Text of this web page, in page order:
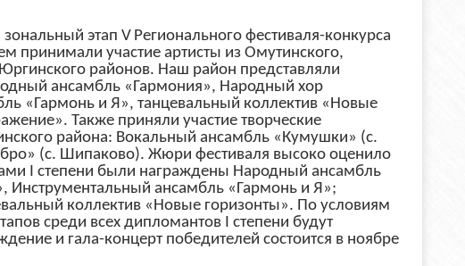
этап V Регионального фестиваля-конкурса
принимали участие артисты из Омутинского,
районов. Наш район представляли
ансамбль «Гармония», Народный хор
«Гармонь и Я», танцевальный коллектив «Новые
Также приняли участие творческие
района: Вокальный ансамбль «Кумушки» (с.
(с. Шипаково). Жюри фестиваля высоко оценило
I степени были награждены Народный ансамбль
Инструментальный ансамбль «Гармонь и Я»;
коллектив «Новые горизонты». По условиям
среди всех дипломантов I степени будут
и гала-концерт победителей состоится в ноябре